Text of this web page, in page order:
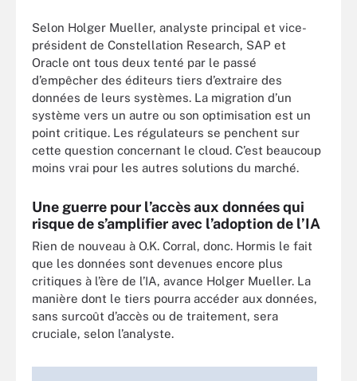
Selon Holger Mueller, analyste principal et vice-
président de Constellation Research, SAP et
Oracle ont tous deux tenté par le passé
d’empêcher des éditeurs tiers d’extraire des
données de leurs systèmes. La migration d’un
système vers un autre ou son optimisation est un
point critique. Les régulateurs se penchent sur
cette question concernant le cloud. C’est beaucoup
moins vrai pour les autres solutions du marché.
Une guerre pour l’accès aux données qui
risque de s’amplifier avec l’adoption de l’IA
Rien de nouveau à O.K. Corral, donc. Hormis le fait
que les données sont devenues encore plus
critiques à l’ère de l’IA, avance Holger Mueller. La
manière dont le tiers pourra accéder aux données,
sans surcoût d’accès ou de traitement, sera
cruciale, selon l’analyste.